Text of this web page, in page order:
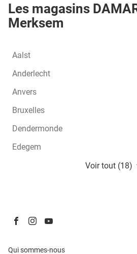
Les magasins
Merksem
Aalst
Anderlecht
Anvers
Bruxelles
Dendermonde
Edegem
Voir tout (18)
de
Aller
la
Aller
la
Aller
la
Qui sommes-nous(ouvre